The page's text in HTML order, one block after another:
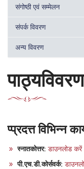
संगोष्ठी एवं सम्मेलन
संपर्क विवरण
अन्य विवरण
प्प्रदत्त विभिन्न
स्नातकोत्तर: डाउनलोड करें
पी.एच.डी.कोर्सवर्क: